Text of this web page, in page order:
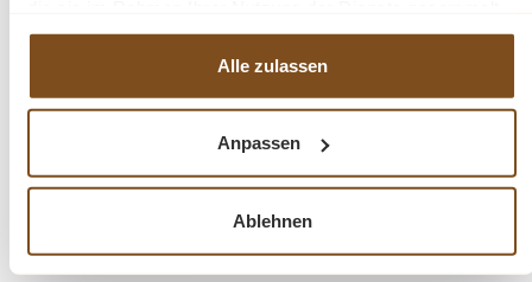
haben.
Alle zulassen
Anpassen
Ablehnen
schwenken ein kleines Stück auf, sodass sich die
grifflose Tür einfach fassen und bequem weiter öffnen
lässt.
Fragen zum Produkt?
Produktinformationen "Pandora TV-Schrank